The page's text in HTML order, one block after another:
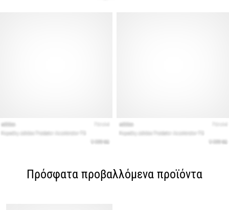
Πρόσφατα προβαλλόμενα προϊόντα